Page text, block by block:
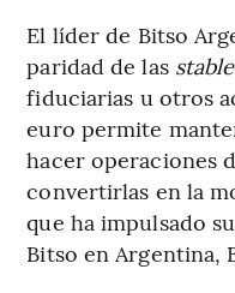
El líder de Bitso
paridad de las
fiduciarias u otros
euro permite
hacer operaciones
convertirlas en la
que ha impulsado
Bitso en Argentina,